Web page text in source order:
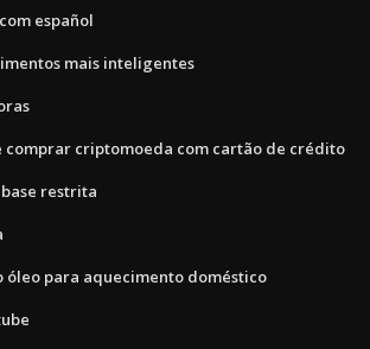
español
mais inteligentes
comprar criptomoeda com cartão de crédito
restrita
óleo para aquecimento doméstico